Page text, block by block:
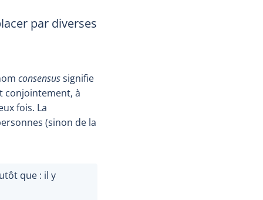
par diverses
consensussignifie
conjointement, à
fois. La
(sinon de la
que : il y